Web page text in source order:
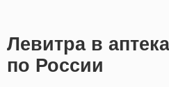
Левитра в
по России